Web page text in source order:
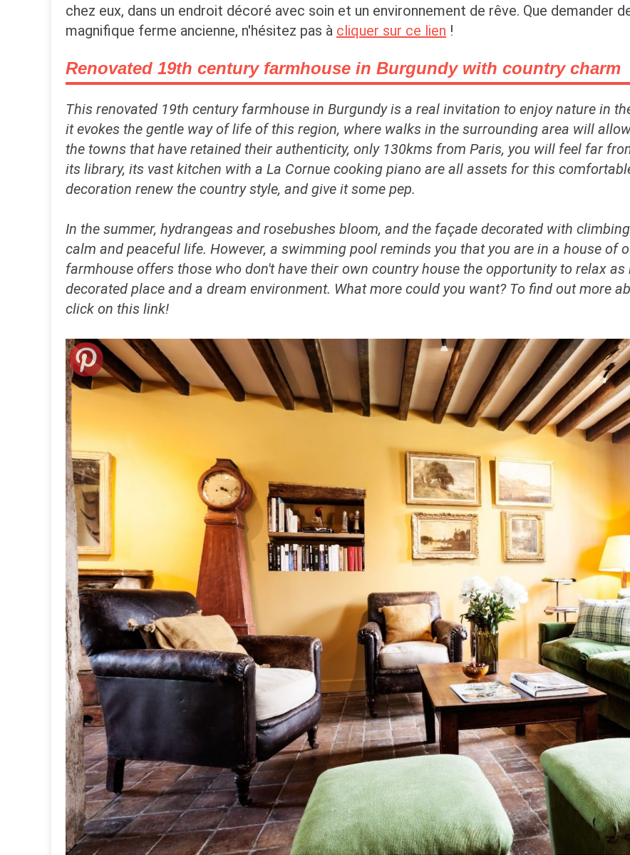
chez eux, dans un endroit décoré avec soin et un environnement de rêve. Que demander
magnifique ferme ancienne, n'hésitez pas à cliquer sur ce lien !
Renovated 19th century farmhouse in Burgundy with country charm
This renovated 19th century farmhouse in Burgundy is a real invitation to enjoy nature in
it evokes the gentle way of life of this region, where walks in the surrounding area will
the towns that have retained their authenticity, only 130kms from Paris, you will feel far
its library, its vast kitchen with a La Cornue cooking piano are all assets for this
decoration renew the country style, and give it some pep.
In the summer, hydrangeas and rosebushes bloom, and the façade decorated with
calm and peaceful life. However, a swimming pool reminds you that you are in a house of
farmhouse offers those who don't have their own country house the opportunity to relax
decorated place and a dream environment. What more could you want? To find out more
click on this link!